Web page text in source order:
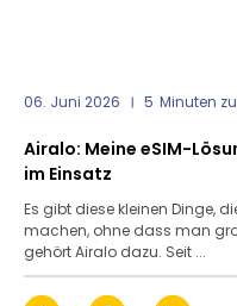
06. Juni 2026 5 Minuten
Airalo: Meine eSIM-
im Einsatz
Es gibt diese kleinen Dinge,
machen, ohne dass man
gehört Airalo dazu. Seit ...